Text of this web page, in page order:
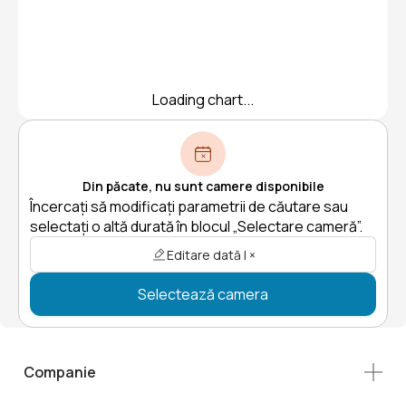
Loading chart...
Din păcate, nu sunt camere disponibile
Încercați să modificați parametrii de căutare sau
selectați o altă durată în blocul „Selectare cameră”.
Editare dată | ×
Selectează camera
Companie